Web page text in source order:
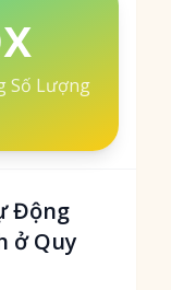
Số Lượng
Động
ở Quy